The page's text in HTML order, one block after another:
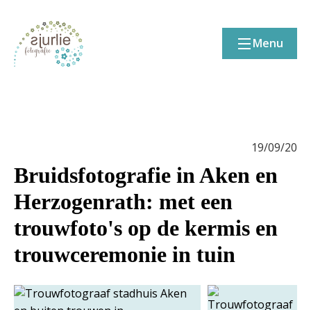
Menu
19/09/20
Bruidsfotografie in Aken en
Herzogenrath: met een
trouwfoto's op de kermis en
trouwceremonie in tuin